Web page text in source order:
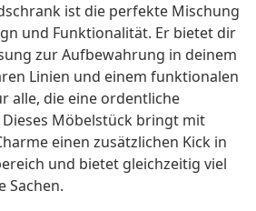
ist die perfekte Mischung
und Funktionalität. Er bietet dir
zur Aufbewahrung in deinem
Linien und einem funktionalen
alle, die eine ordentliche
Möbelstück bringt mit
einen zusätzlichen Kick in
und bietet gleichzeitig viel
Sachen.